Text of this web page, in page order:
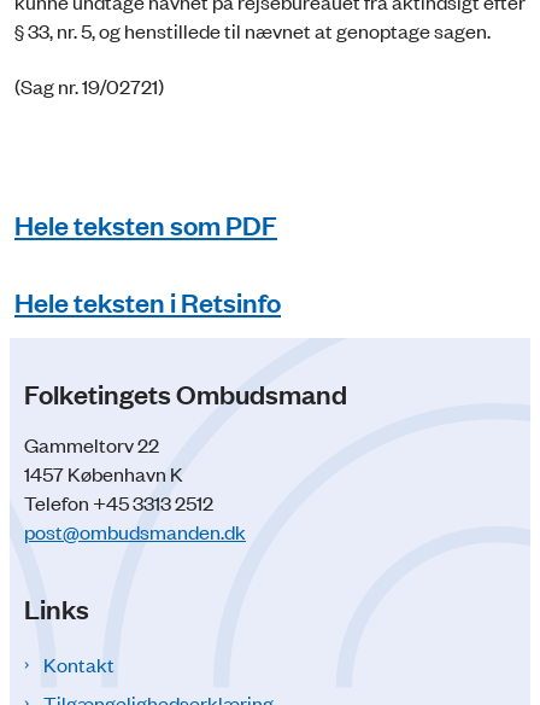
§ 33, nr. 5, og henstillede til nævnet at genoptage sagen.
(Sag nr. 19/02721)
Hele teksten som PDF
Hele teksten i Retsinfo
Folketingets Ombudsmand
Gammeltorv 22
1457 København K
Telefon +45 3313 2512
post@ombudsmanden.dk
Links
Kontakt